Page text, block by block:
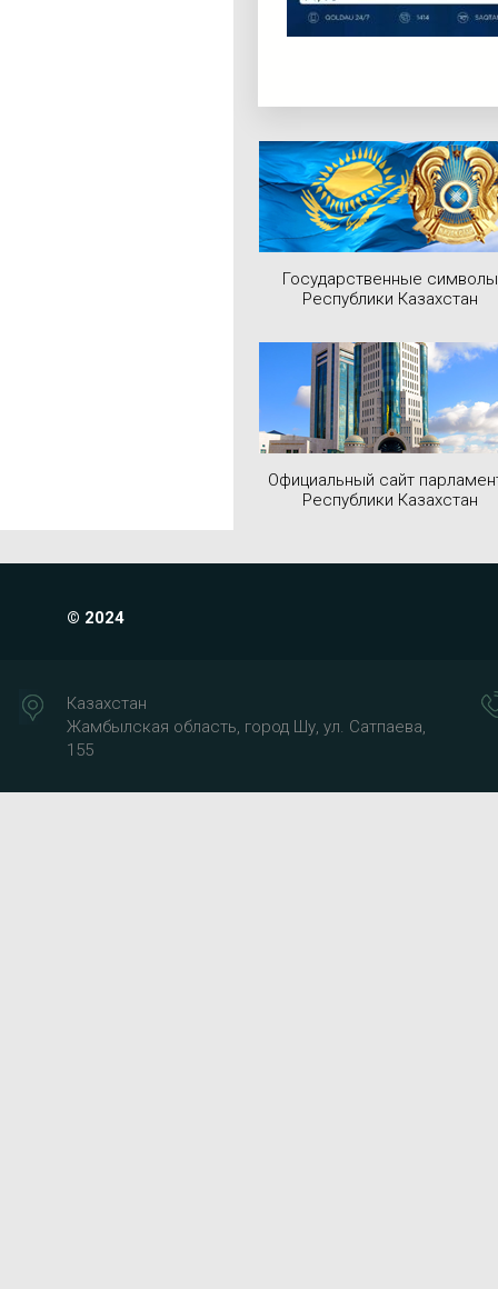
Государственные символы
Республики Казахстан
Официальный сайт
Республики Казахстан
© 2024
Казахстан
Жамбылская область, город Шу, ул. Сатпаева,
155